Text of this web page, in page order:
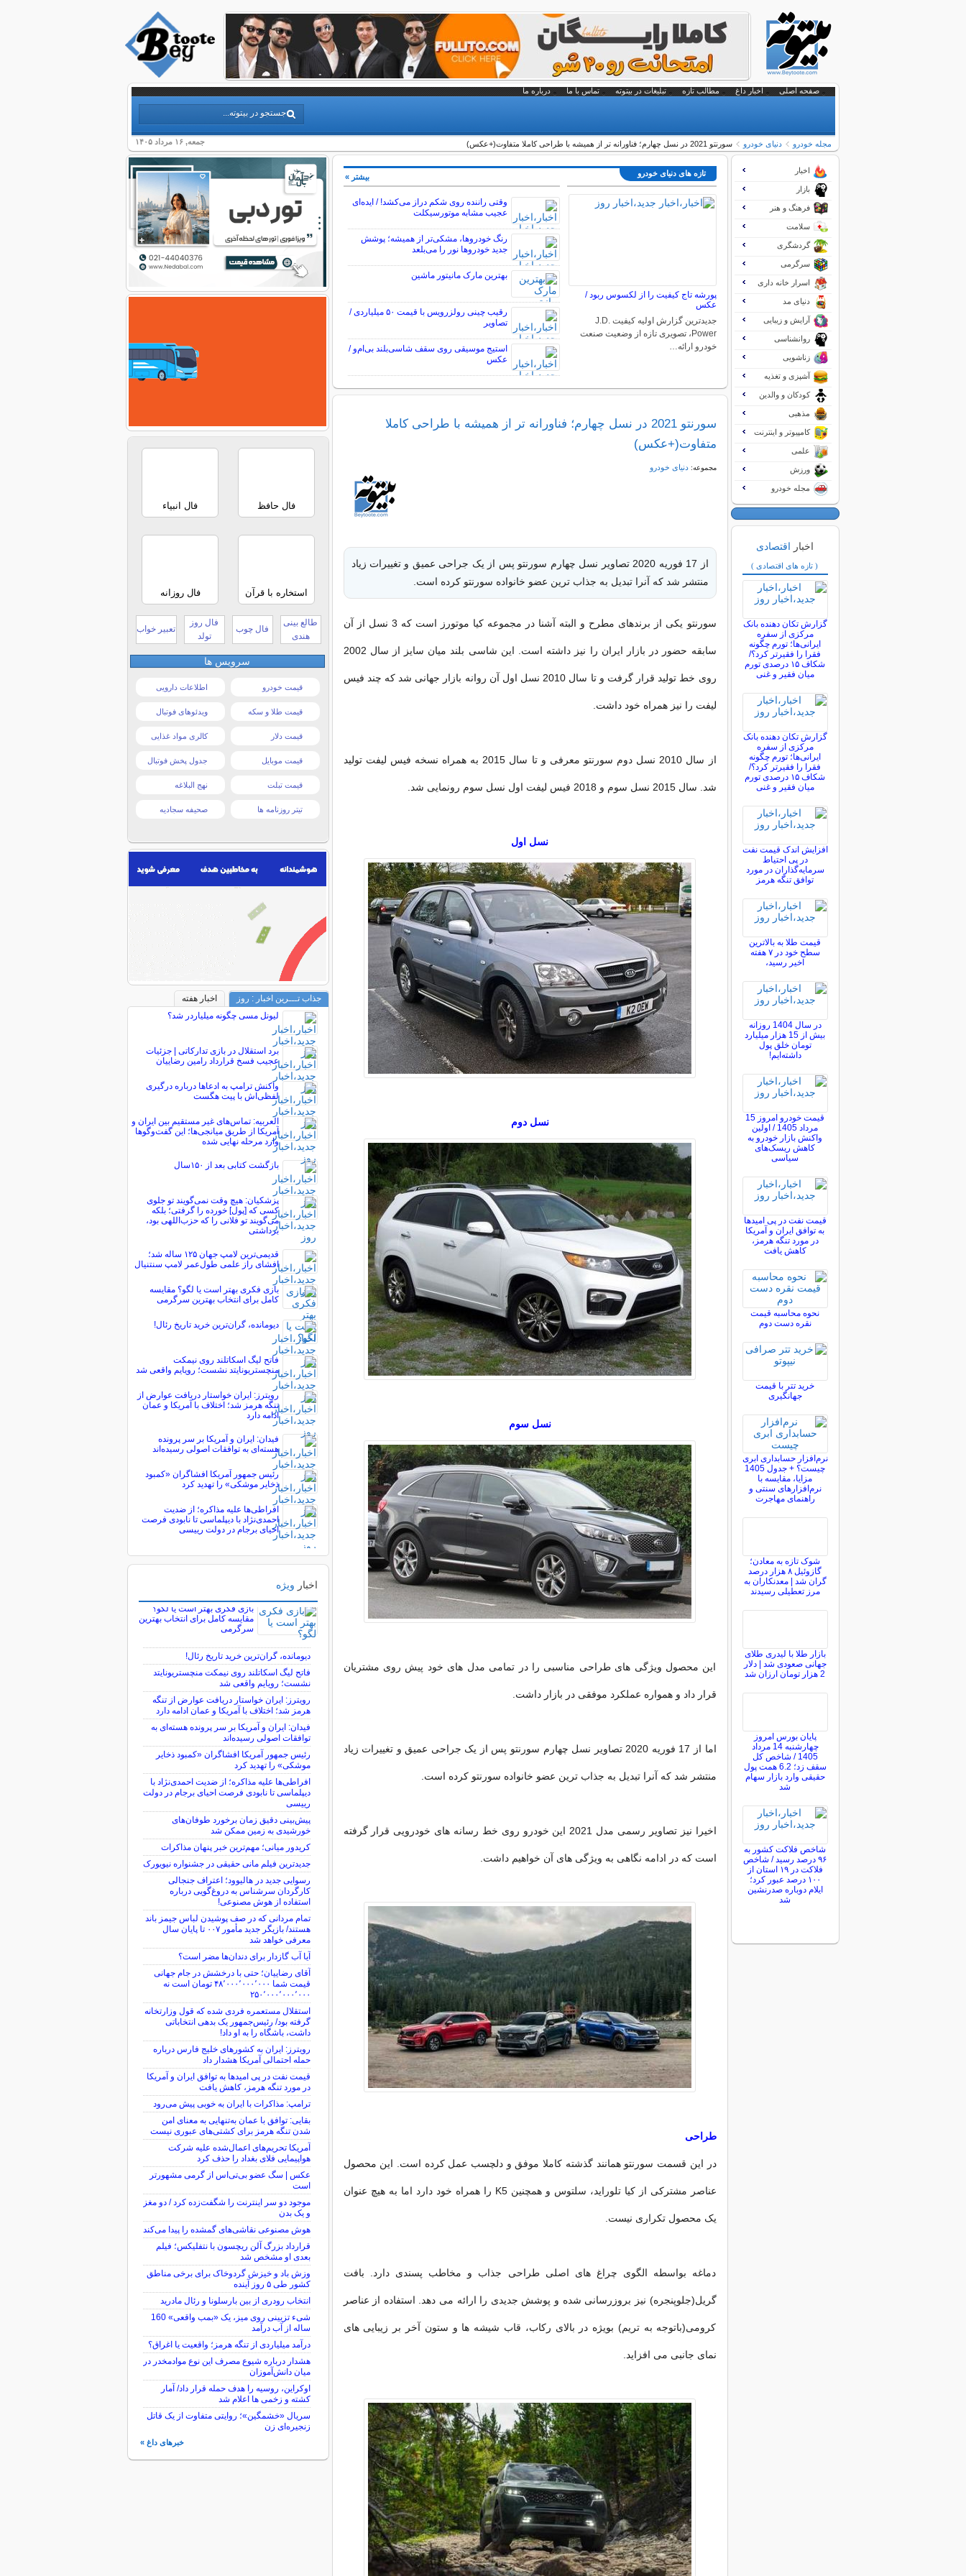
صفحه اصلی اخبار داغ مطالب تازه تبلیغات در بیتوته تماس با ما درباره ما
جمعه, ۱۶ مرداد ۱۴۰۵ مجله خودرو دنیای خودرو سورنتو 2021 در نسل چهارم؛ فناورانه تر از همیشه با طراحی کاملا متفاوت(+عکس)
تازه های دنیای خودرو
پورشه تاج کیفیت را از لکسوس ربود /
عکس
جدیدترین گزارش اولیه کیفیت J.D.
Power، تصویری تازه از وضعیت صنعت
خودرو ارائه…
وقتی راننده روی شکم دراز می‌کشد! / ایده‌ای
عجیب مشابه موتورسیکلت
رنگ خودروها، مشکی‌تر از همیشه؛ پوشش
جدید خودروها نور را می‌بلعد
بهترین مارک مانیتور ماشین
رقیب چینی رولزرویس با قیمت ۵۰ میلیاردی /
تصاویر
استیج موسیقی روی سقف شاسی‌بلند بی‌ام‌و /
عکس
بیشتر »
سورنتو 2021 در نسل چهارم؛ فناورانه تر از همیشه با طراحی کاملا
متفاوت(+عکس)
مجموعه:دنیای خودرو
از 17 فوریه 2020 تصاویر نسل چهارم سورنتو پس از یک جراحی عمیق و تغییرات زیاد
منتشر شد که آنرا تبدیل به جذاب ترین عضو خانواده سورنتو کرده است.
سورنتو یکی از برندهای مطرح و البته آشنا در مجموعه کیا موتورز است که 3 نسل از آن
سابقه حضور در بازار ایران را نیز داشته است. این شاسی بلند میان سایز از سال 2002
روی خط تولید قرار گرفت و تا سال 2010 نسل اول آن روانه بازار جهانی شد که چند فیس
لیفت را نیز همراه خود داشت.
از سال 2010 نسل دوم سورنتو معرفی و تا سال 2015 به همراه نسخه فیس لیفت تولید
شد. سال 2015 نسل سوم و 2018 فیس لیفت اول نسل سوم رونمایی شد.
نسل اول
نسل دوم
نسل سوم
این محصول ویژگی های طراحی مناسبی را در تمامی مدل های خود پیش روی مشتریان
قرار داد و همواره عملکرد موفقی در بازار داشت.
اما از 17 فوریه 2020 تصاویر نسل چهارم سورنتو پس از یک جراحی عمیق و تغییرات زیاد
منتشر شد که آنرا تبدیل به جذاب ترین عضو خانواده سورنتو کرده است.
اخیرا نیز تصاویر رسمی مدل 2021 این خودرو روی خط رسانه های خودرویی قرار گرفته
است که در ادامه نگاهی به ویژگی های آن خواهیم داشت.
طراحی
در این قسمت سورنتو همانند گذشته کاملا موفق و دلچسب عمل کرده است. این محصول
عناصر مشترکی از کیا تلوراید، سلتوس و همچنین K5 را همراه خود دارد اما به هیچ عنوان
یک محصول تکراری نیست.
دماغه بواسطه الگوی چراغ های اصلی طراحی جذاب و مخاطب پسندی دارد. بافت
گریل(جلوپنجره) نیز بروزرسانی شده و پوشش جدیدی را ارائه می دهد. استفاده از عناصر
کرومی(باتوجه به تریم) بویژه در بالای رکاب، قاب شیشه ها و ستون آخر بر زیبایی های
نمای جانبی می افزاید.
اخبار
بازار
فرهنگ و هنر
سلامت
گردشگری
سرگرمی
اسرار خانه داری
دنیای مد
آرایش و زیبایی
روانشناسی
زناشویی
آشپزی و تغذیه
کودکان و والدین
مذهبی
کامپیوتر و اینترنت
علمی
ورزش
مجله خودرو
اخبار اقتصادی
( تازه های اقتصادی )
گزارش تکان‌ دهنده بانک
مرکزی از سفره
ایرانی‌ها؛ تورم چگونه
فقرا را فقیرتر کرد؟/
شکاف ۱۵ درصدی تورم
میان فقیر و غنی
گزارش تکان‌ دهنده بانک
مرکزی از سفره
ایرانی‌ها؛ تورم چگونه
فقرا را فقیرتر کرد؟/
شکاف ۱۵ درصدی تورم
میان فقیر و غنی
افزایش اندک قیمت نفت
در پی احتیاط
سرمایه‌گذاران در مورد
توافق تنگه هرمز
قیمت طلا به بالاترین
سطح خود در ۷ هفته
اخیر رسید،
در سال 1404 روزانه
بیش از 15 هزار میلیارد
تومان خلق پول
داشته‌ایم!
قیمت خودرو امروز 15
مرداد 1405 / اولین
واکنش بازار خودرو به
کاهش ریسک‌های
سیاسی
قیمت نفت در پی امیدها
به توافق ایران و آمریکا
در مورد تنگه هرمز،
کاهش یافت
نحوه محاسبه قیمت
نقره دست دوم
خرید تتر با قیمت
جهانگیری
نرم‌افزار حسابداری ابری
چیست؟ + جدول 1405
مزایا، مقایسه با
نرم‌افزارهای سنتی و
راهنمای مهاجرت
شوک تازه به معادن؛
گازوئیل ۸ هزار درصد
گران شد | معدنکاران به
مرز تعطیلی رسیدند
بازار طلا با لیدری طلای
جهانی صعودی شد | دلار
2 هزار تومان ارزان شد
پایان بورس امروز
چهارشنبه 14 مرداد
1405 / شاخص کل
سقف زد؛ 6.2 همت پول
حقیقی وارد بازار سهام
شد
شاخص فلاکت کشور به
۹۶ درصد رسید / شاخص
فلاکت در ۱۹ استان از
۱۰۰ درصد عبور کرد؛
ایلام دوباره صدرنشین
شد
فال حافظ فال انبیاء
استخاره با قرآن فال روزانه
طالع بینی
هندی
فال چوب
فال روز
تولد
تعبیر خواب
سرویس ها
قیمت خودرو اطلاعات دارویی
قیمت طلا و سکه ویدئوهای فوتبال
قیمت دلار کالری مواد غذایی
قیمت موبایل جدول پخش فوتبال
قیمت تبلت نهج البلاغه
تیتر روزنامه ها صحیفه سجادیه
جذاب تـــرین اخبار : روز
اخبار هفته
لیونل مسی چگونه میلیاردر شد؟
برد استقلال در بازی تدارکاتی | جزئیات
عجیب فسخ قرارداد رامین رضاییان
واکنش ترامپ به ادعاها درباره درگیری
لفظی‌اش با پیت هگست
العربیه: تماس‌های غیر مستقیم بین ایران و
آمریکا از طریق میانجی‌ها؛ این گفت‌و‌گو‌ها
وارد مرحله نهایی شده
بازگشت کتابی بعد از ۱۵۰سال
پزشکیان: هیچ وقت نمی‌گویند تو جلوی
کسی که [پول] خورده را گرفتی؛ بلکه
می‌گویند تو فلانی را که حزب‌اللهی بود،
برداشتی
قدیمی‌ترین لامپ جهان ۱۲۵ ساله شد؛
افشای راز علمی طول‌عمر لامپ سنتنیال
بازی فکری بهتر است یا لگو؟ مقایسه
کامل برای انتخاب بهترین سرگرمی
دیومانده، گران‌ترین خرید تاریخ رئال!
فاتح لیگ اسکاتلند روی نیمکت
منچستریونایتد نشست؛ رویایم واقعی شد
رویترز: ایران خواستار دریافت عوارض از
تنگه هرمز شد؛ اختلاف با آمریکا و عمان
ادامه دارد
فیدان: ایران و آمریکا بر سر پرونده
هسته‌ای به توافقات اصولی رسیده‌اند
رئیس جمهور آمریکا افشاگران «کمبود
ذخایر موشکی» را تهدید کرد
افراطی‌ها علیه مذاکره؛ از ضدیت
احمدی‌نژاد با دیپلماسی تا نابودی فرصت
احیای برجام در دولت رییسی
اخبار ویژه
پربیننده های خبر
بازی فکری بهتر است یا لگو؟
مقایسه کامل برای انتخاب بهترین
سرگرمی
دیومانده، گران‌ترین خرید تاریخ رئال!
فاتح لیگ اسکاتلند روی نیمکت منچستریونایتد
نشست؛ رویایم واقعی شد
رویترز: ایران خواستار دریافت عوارض از تنگه
هرمز شد؛ اختلاف با آمریکا و عمان ادامه دارد
فیدان: ایران و آمریکا بر سر پرونده هسته‌ای به
توافقات اصولی رسیده‌اند
رئیس جمهور آمریکا افشاگران «کمبود ذخایر
موشکی» را تهدید کرد
افراطی‌ها علیه مذاکره؛ از ضدیت احمدی‌نژاد با
دیپلماسی تا نابودی فرصت احیای برجام در دولت
رییسی
پیش‌بینی دقیق زمان برخورد طوفان‌های
خورشیدی به زمین ممکن شد
کریدور میانی؛ مهم‌ترین خبر پنهان مذاکرات
جدیدترین فیلم مانی حقیقی در جشنواره نیویورک
رسوایی جدید در هالیوود؛ اعتراف جنجالی
کارگردان سرشناس به دروغ‌گویی درباره
استفاده از هوش مصنوعی!
تمام مردانی که در صف پوشیدن لباس جیمز باند
هستند/ بازیگر جدید مأمور ۰۰۷ تا پایان سال
معرفی خواهد شد
آیا آب گازدار برای دندان‌ها مضر است؟
آقای رضاییان؛ حتی با درخشش در جام جهانی
قیمت شما ۴۸٬۰۰۰٬۰۰۰٬۰۰۰ تومان است نه
۲۵۰٬۰۰۰٬۰۰۰٬۰۰۰
استقلال مستعمره فردی شده که قول وزارتخانه
گرفته بود/ رئیس‌جمهور یک بدهی انتخاباتی
داشت، باشگاه را به او داد!
رویترز: ایران به کشورهای خلیج فارس درباره
حمله احتمالی آمریکا هشدار داد
قیمت نفت در پی امیدها به توافق ایران و آمریکا
در مورد تنگه هرمز، کاهش یافت
ترامپ: مذاکرات با ایران به خوبی پیش می‌رود
بقایی: توافق با عمان به‌تنهایی به معنای امن
شدن تنگه هرمز برای کشتی‌های عبوری نیست
آمریکا تحریم‌های اعمال‌شده علیه شرکت
هواپیمایی فلای بغداد را حذف کرد
عکس | سگ عضو بی‌تی‌اس از گرمی مشهورتر
است
موجود دو سر اینترنت را شگفت‌زده کرد / دو مغز
و یک بدن
هوش مصنوعی نقاشی‌های گمشده را پیدا می‌کند
قرارداد بزرگ آلن ریچسون با نتفلیکس؛ فیلم
بعدی او مشخص شد
وزش باد و خیزش گردوخاک برای برخی مناطق
کشور طی ۵ روز آینده
انتخاب رودری از بین بارسلونا و رئال مادرید
شیء تزیینی روی میز، یک «بمب واقعی» 160
ساله از آب درآمد
درآمد میلیاردی از تنگه هرمز؛ واقعیت یا اغراق؟
هشدار درباره شیوع مصرف این نوع موادمخدر در
میان دانش‌آموزان
اوکراین، روسیه را هدف حمله قرار داد/ آمار
کشته و زخمی ها اعلام شد
سریال «خشمگین»؛ روایتی متفاوت از یک قاتل
زنجیره‌ای زن
خبرهای داغ »